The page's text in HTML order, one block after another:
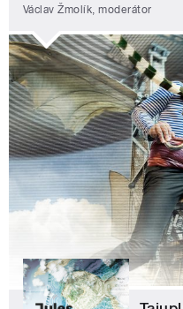
Václav Žmolík, moderátor